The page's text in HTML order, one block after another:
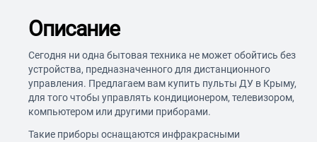
Описание
Сегодня ни одна бытовая техника не может обойтись без
устройства, предназначенного для дистанционного
управления. Предлагаем вам купить пульты ДУ в Крыму,
для того чтобы управлять кондиционером, телевизором,
компьютером или другими приборами.
Такие приборы оснащаются инфракрасными